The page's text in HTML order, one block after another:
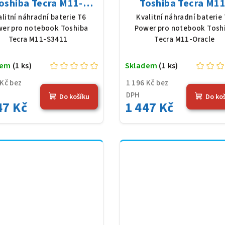
Tecra M11-
Li-Ion, 10,8 V,
mAh (56 Wh), černá
náhradní baterie T6
pro notebook Toshiba
Tecra M11-S3411
bez
Kč
(1 ks)
Do košíku
Toshiba Tecra
Oracle, Li-Ion, 10,8
5200 mAh (56 Wh),
Kvalitní náhradní baterie
Power pro notebook
Tecra M11-Oracle
1 196 Kč bez
DPH
1 447 Kč
Skladem (1 ks)
Do